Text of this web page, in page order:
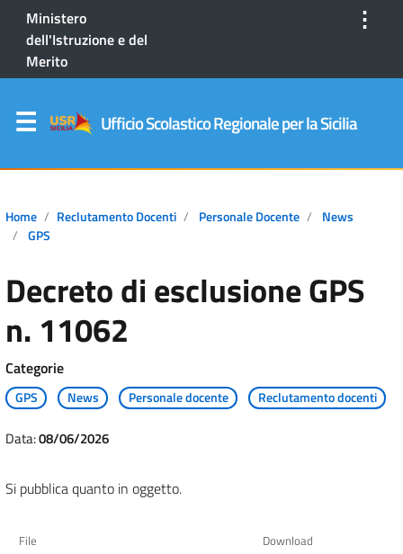
Ministero
dell'Istruzione e del
Merito
⋮
Ufficio Scolastico Regionale per la Sicilia
Home Reclutamento Docenti Personale Docente
News
GPS
Decreto di esclusione GPS
n. 11062
Categorie
GPS News Personale docente Reclutamento docenti
Data:08/06/2026
Si pubblica quanto in oggetto.
File Download